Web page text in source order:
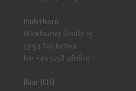
Paderborn
Winkhauser Straße 15
33154 Salzkotten
fon +49 5258 9818-0
Baar (CH)